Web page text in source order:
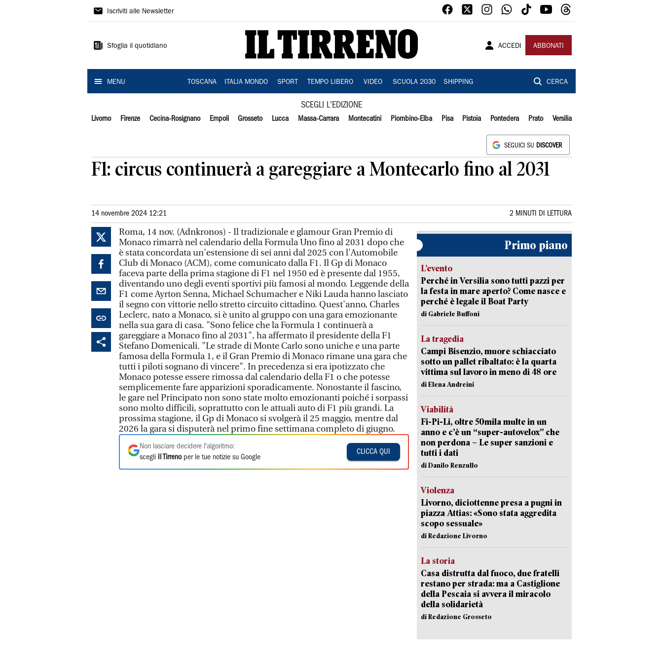
Il
Iscriviti alle Newsletter
Sfoglia il quotidiano ACCEDI ABBONATI
MENU TOSCANA ITALIA MONDO SPORT TEMPO LIBERO VIDEO SCUOLA 2030 SHIPPING CERCA
SCEGLI L'EDIZIONE
Livorno Firenze Cecina-Rosignano Empoli Grosseto Lucca Massa-Carrara Montecatini Piombino-Elba Pisa Pistoia Pontedera Prato Versilia
SEGUICI SU DISCOVER
F1: circus continuerà a gareggiare a Montecarlo fino al 2031
14 novembre 2024 12:21 2 MINUTI DI LETTURA
Roma, 14 nov. (Adnkronos) - Il tradizionale e glamour Gran Premio di
Monaco rimarrà nel calendario della Formula Uno fino al 2031 dopo che
è stata concordata un'estensione di sei anni dal 2025 con l'Automobile
Club di Monaco (ACM), come comunicato dalla F1. Il Gp di Monaco
faceva parte della prima stagione di F1 nel 1950 ed è presente dal 1955,
diventando uno degli eventi sportivi più famosi al mondo. Leggende della
F1 come Ayrton Senna, Michael Schumacher e Niki Lauda hanno lasciato
il segno con vittorie nello stretto circuito cittadino. Quest'anno, Charles
Leclerc, nato a Monaco, si è unito al gruppo con una gara emozionante
nella sua gara di casa. "Sono felice che la Formula 1 continuerà a
gareggiare a Monaco fino al 2031", ha affermato il presidente della F1
Stefano Domenicali. "Le strade di Monte Carlo sono uniche e una parte
famosa della Formula 1, e il Gran Premio di Monaco rimane una gara che
tutti i piloti sognano di vincere". In precedenza si era ipotizzato che
Monaco potesse essere rimossa dal calendario della F1 o che potesse
semplicemente fare apparizioni sporadicamente. Nonostante il fascino,
le gare nel Principato non sono state molto emozionanti poiché i sorpassi
sono molto difficili, soprattutto con le attuali auto di F1 più grandi. La
prossima stagione, il Gp di Monaco si svolgerà il 25 maggio, mentre dal
2026 la gara si disputerà nel primo fine settimana completo di giugno.
Non lasciare decidere l'algoritmo:
scegli
Il Tirrenoper le tue notizie su Google
CLICCA QUI
Primo piano
L’evento
Perché in Versilia sono tutti pazzi per
la festa in mare aperto? Come nasce e
perché è legale il Boat Party
di Gabriele Buffoni
La tragedia
Campi Bisenzio, muore schiacciato
sotto un pallet ribaltato: è la quarta
vittima sul lavoro in meno di 48 ore
di Elena Andreini
Viabilità
Fi-Pi-Li, oltre 50mila multe in un
anno e c’è un “super-autovelox” che
non perdona – Le super sanzioni e
tutti i dati
di Danilo Renzullo
Violenza
Livorno, diciottenne presa a pugni in
piazza Attias: «Sono stata aggredita
scopo sessuale»
di Redazione Livorno
La storia
Casa distrutta dal fuoco, due fratelli
restano per strada: ma a Castiglione
della Pescaia si avvera il miracolo
della solidarietà
di Redazione Grosseto